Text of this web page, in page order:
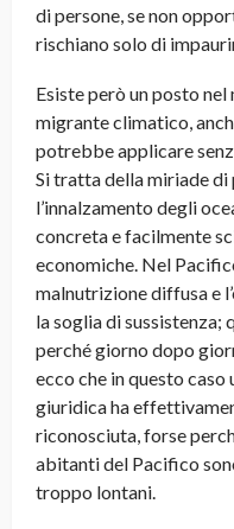
di persone, se non
rischiano solo di
Esiste però un posto
migrante climatico,
potrebbe applicare
Si tratta della miriade di
l’innalzamento degli
concreta e facilmente
economiche. Nel
malnutrizione diffusa e
la soglia di sussistenza;
perché giorno dopo
ecco che in questo caso
giuridica ha
riconosciuta, forse
abitanti del Pacifico
troppo lontani.